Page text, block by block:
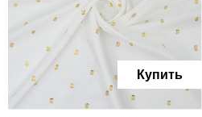
Купить